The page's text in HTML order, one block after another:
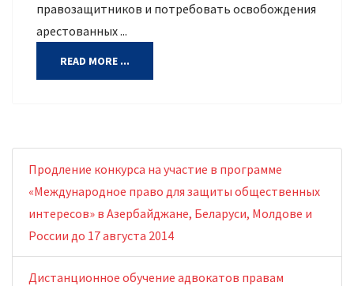
правозащитников и потребовать освобождения
арестованных ...
READ MORE ...
Продление конкурса на участие в программе
«Международное право для защиты общественных
интересов» в Азербайджане, Беларуси, Молдове и
России до 17 августа 2014
Дистанционное обучение адвокатов правам